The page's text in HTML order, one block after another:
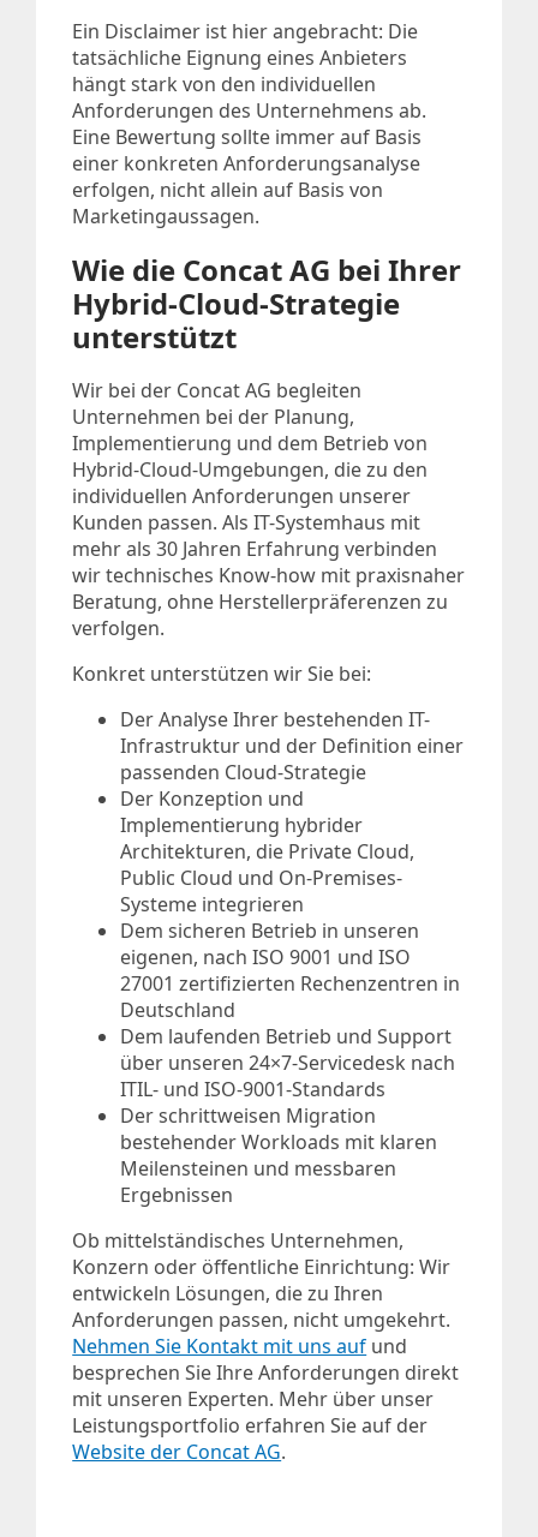
Ein Disclaimer ist hier angebracht: Die
tatsächliche Eignung eines Anbieters
hängt stark von den individuellen
Anforderungen des Unternehmens ab.
Eine Bewertung sollte immer auf Basis
einer konkreten Anforderungsanalyse
erfolgen, nicht allein auf Basis von
Marketingaussagen.
Wie die Concat AG bei Ihrer
Hybrid-Cloud-Strategie
unterstützt
Wir bei der Concat AG begleiten
Unternehmen bei der Planung,
Implementierung und dem Betrieb von
Hybrid-Cloud-Umgebungen, die zu den
individuellen Anforderungen unserer
Kunden passen. Als IT-Systemhaus mit
mehr als 30 Jahren Erfahrung verbinden
wir technisches Know-how mit praxisnaher
Beratung, ohne Herstellerpräferenzen zu
verfolgen.
Konkret unterstützen wir Sie bei:
Der Analyse Ihrer bestehenden IT-
Infrastruktur und der Definition einer
passenden Cloud-Strategie
Der Konzeption und
Implementierung hybrider
Architekturen, die Private Cloud,
Public Cloud und On-Premises-
Systeme integrieren
Dem sicheren Betrieb in unseren
eigenen, nach ISO 9001 und ISO
27001 zertifizierten Rechenzentren in
Deutschland
Dem laufenden Betrieb und Support
über unseren 24×7-Servicedesk nach
ITIL- und ISO-9001-Standards
Der schrittweisen Migration
bestehender Workloads mit klaren
Meilensteinen und messbaren
Ergebnissen
Ob mittelständisches Unternehmen,
Konzern oder öffentliche Einrichtung: Wir
entwickeln Lösungen, die zu Ihren
Anforderungen passen, nicht umgekehrt.
Nehmen Sie Kontakt mit uns auf und
besprechen Sie Ihre Anforderungen direkt
mit unseren Experten. Mehr über unser
Leistungsportfolio erfahren Sie auf der
Website der Concat AG.